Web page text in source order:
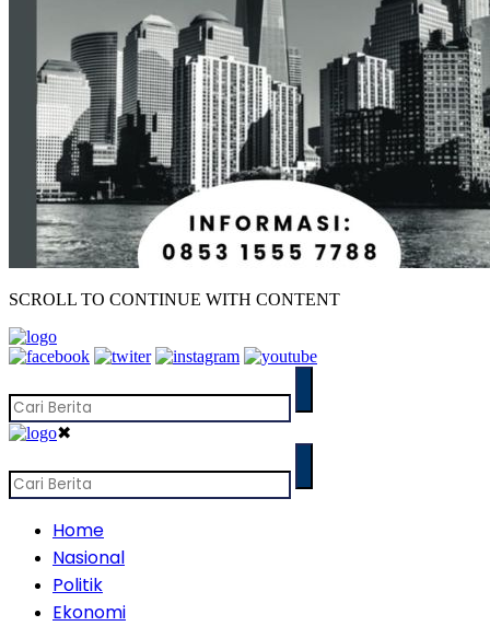
SCROLL TO CONTINUE WITH CONTENT
✖
Home
Nasional
Politik
Ekonomi